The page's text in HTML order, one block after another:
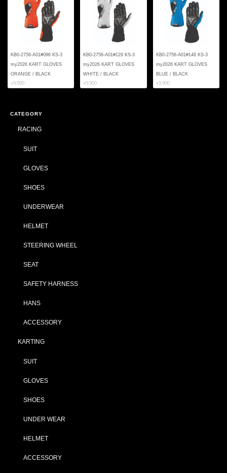
KB0-2756-A01#096 KS-3
my2026 KART GLOVES
ORANGE / BLACK
¥9,900
KB0-2756-A01#129 KS-3
my2026 KART GLOVES
WHITE / BLACK
¥9,900
KB0-2756-A01#146 KS-3
my2026 KART GLOVES
BLUE / BLACK
¥9,900
CATEGORY
RACING
SUIT
GLOVES
SHOES
UNDERWEAR
HELMET
STEERING WHEEL
SEAT
SAFETY HARNESS
HANS
ACCESSORY
KARTING
SUIT
GLOVES
SHOES
UNDER WEAR
HELMET
ACCESSORY